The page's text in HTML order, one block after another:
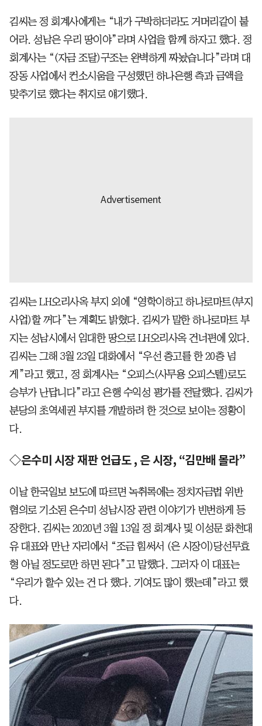
김씨는 정 회계사에게는 “내가 구박하더라도 거머리같이 붙
어라. 성남은 우리 땅이야”라며 사업을 함께 하자고 했다. 정
회계사는 “(자금 조달)구조는 완벽하게 짜놨습니다”라며 대
장동 사업에서 컨소시움을 구성했던 하나은행 측과 금액을
맞추기로 했다는 취지로 얘기했다.
김씨는 LH오리사옥 부지 외에 “영학이하고 하나로마트(부지
사업)할 꺼다”는 계획도 밝혔다. 김씨가 말한 하나로마트 부
지는 성남시에서 임대한 땅으로 LH오리사옥 건너편에 있다.
김씨는 그해 3월 23일 대화에서 “우선 층고를 한 20층 넘
게”라고 했고, 정 회계사는 “오피스(사무용 오피스텔)로도
승부가 난답니다”라고 은행 수익성 평가를 전달했다. 김씨가
분당의 초역세권 부지를 개발하려 한 것으로 보이는 정황이
다.
◇은수미 시장 재판 언급도 , 은 시장, “김만배 몰라”
이날 한국일보 보도에 따르면 녹취록에는 정치자금법 위반
혐의로 기소된 은수미 성남시장 관련 이야기가 빈번하게 등
장한다. 김씨는 2020년 3월 13일 정 회계사 및 이성문 화천대
유 대표와 만난 자리에서 “조금 힘써서 (은 시장이)당선무효
형 아닐 정도로만 하면 된다”고 말했다. 그러자 이 대표는
“우리가 할수 있는 건 다 했다. 기여도 많이 했는데”라고 했
다.